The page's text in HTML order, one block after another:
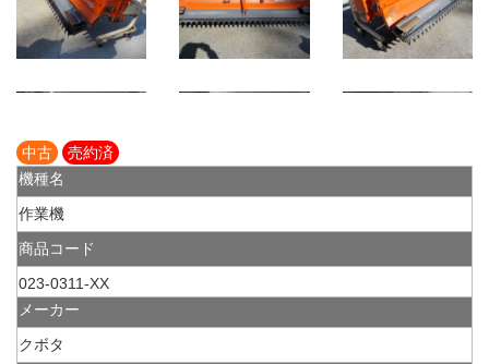
中古
売約済
機種名
作業機
商品コード
023-0311-XX
メーカー
クボタ